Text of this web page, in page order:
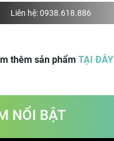
Liên hệ:0938.618.886
thêm sản phẩm TẠI ĐÂY
NỔI BẬT